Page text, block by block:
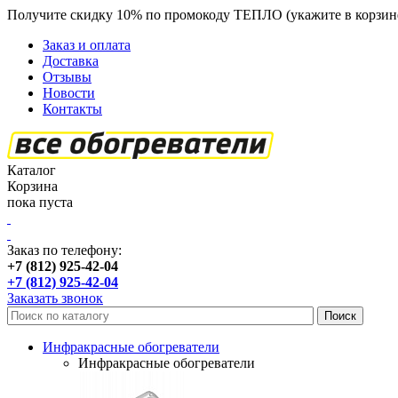
Получите скидку 10% по промокоду ТЕПЛО (укажите в
Заказ и оплата
Доставка
Отзывы
Новости
Контакты
Каталог
Корзина
пока пуста
Заказ по телефону:
+7 (812) 925-42-04
+7 (812) 925-42-04
Заказать звонок
Инфракрасные обогреватели
Инфракрасные обогреватели